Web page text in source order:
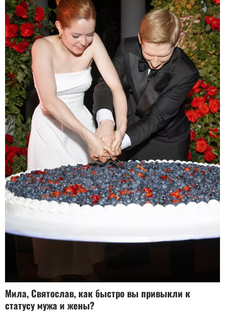
Мила, Святослав, как быстро вы привыкли к
статусу мужа и жены?